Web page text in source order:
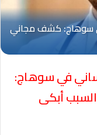
في سوهاج:
أبكى